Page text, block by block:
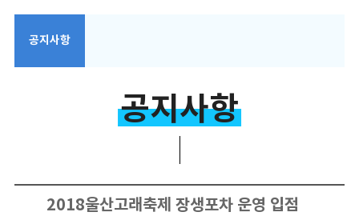
공지사항
공지사항
2018울산고래축제 장생포차 운영 입점